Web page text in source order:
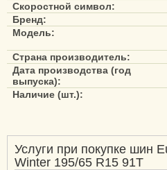
Скоростной символ:
Бренд:
Модель:
Страна производитель:
Дата производства (год
выпуска):
Наличие (шт.):
Услуги при покупке шин
Winter 195/65 R15 91T